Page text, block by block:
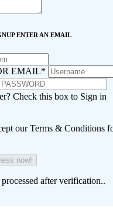
ENTER AN EMAIL
EMAIL*
Check this box to Sign in
our Terms & Conditions
after verification..